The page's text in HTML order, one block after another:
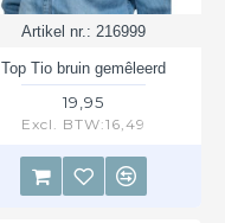
Artikel nr.: 216999
Top Tio bruin gemêleerd
19,95
Excl. BTW:16,49